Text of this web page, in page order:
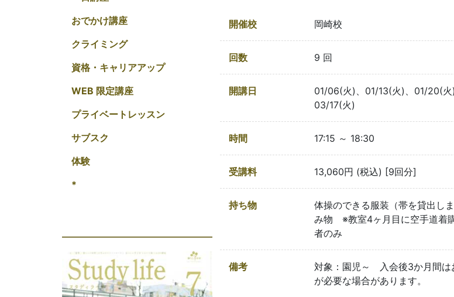
おでかけ講座
クライミング
資格・キャリアアップ
WEB 限定講座
プライベートレッスン
サブスク
体験
*
開催校 岡崎校
回数 9 回
開講日
01/06(火)、01/13(火)、01/20(
03/17(火)
時間 17:15 ～ 18:30
受講料 13,060円 (税込) [9回分]
持ち物
体操のできる服装（帯を貸出し
み物 ※教室4ヶ月目に空手道着
者のみ
備考
対象：園児～ 入会後3か月間は
が必要な場合があります。